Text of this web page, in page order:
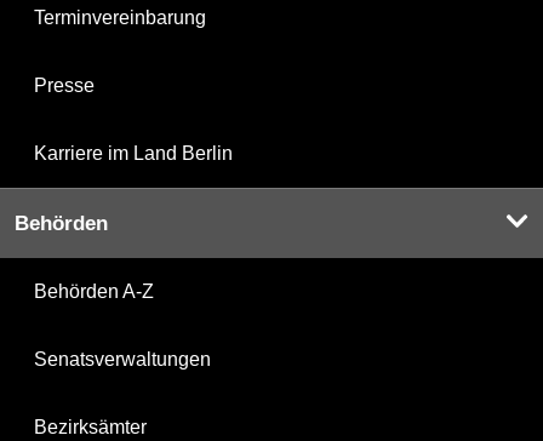
Terminvereinbarung
Presse
Karriere im Land Berlin
Behörden
Behörden A-Z
Senatsverwaltungen
Bezirksämter